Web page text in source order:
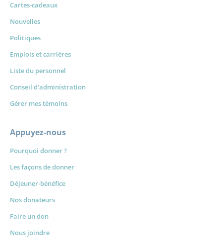
Cartes-cadeaux
Nouvelles
Politiques
Emplois et carrières
Liste du personnel
Conseil d'administration
Gérer mes témoins
Appuyez-nous
Pourquoi donner ?
Les façons de donner
Déjeuner-bénéfice
Nos donateurs
Faire un don
Nous joindre